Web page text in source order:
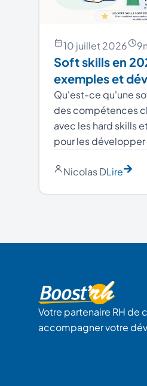
10 juillet 2026 9
Soft skills en
exemples et
Qu'est-ce qu'une
des compétences
avec les hard skills
pour les
Nicolas DLire
Votre partenaire RH de
accompagner votre